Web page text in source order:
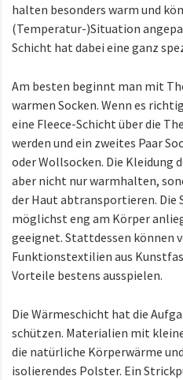
halten besonders warm und
(Temperatur-)Situation
Schicht hat dabei eine ganz
Am besten beginnt man mit
warmen Socken. Wenn es
eine Fleece-Schicht über die
werden und ein zweites Paar
oder Wollsocken. Die Kleidung
aber nicht nur warmhalten,
der Haut abtransportieren. Die
möglichst eng am Körper
geeignet. Stattdessen können
Funktionstextilien aus
Vorteile bestens ausspielen.
Die Wärmeschicht hat die
schützen. Materialien mit
die natürliche Körperwärme
isolierendes Polster. Ein